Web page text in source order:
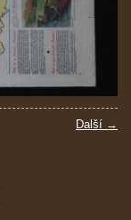
Další →